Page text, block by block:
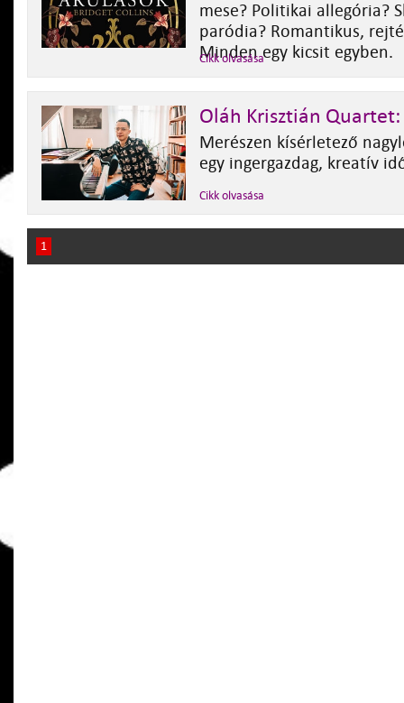
mese? Politikai allegória?
paródia? Romantikus,
Minden egy kicsit egyben.
Cikk olvasása
Oláh Krisztián
Merészen kísérletező
egy ingergazdag, kreatív
Cikk olvasása
1